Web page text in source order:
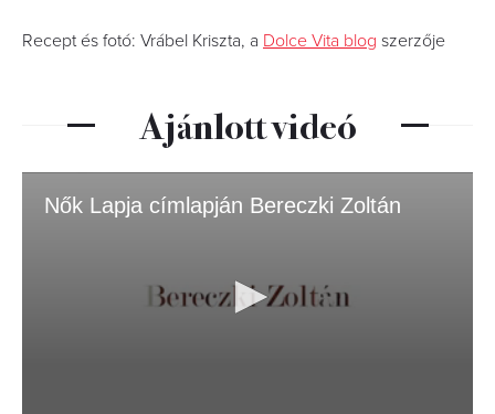
Recept és fotó: Vrábel Kriszta, a Dolce Vita blog szerzője
Ajánlott videó
Nők Lapja címlapján Bereczki Zoltán